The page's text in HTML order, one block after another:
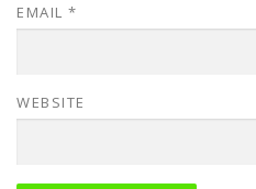
EMAIL *
WEBSITE